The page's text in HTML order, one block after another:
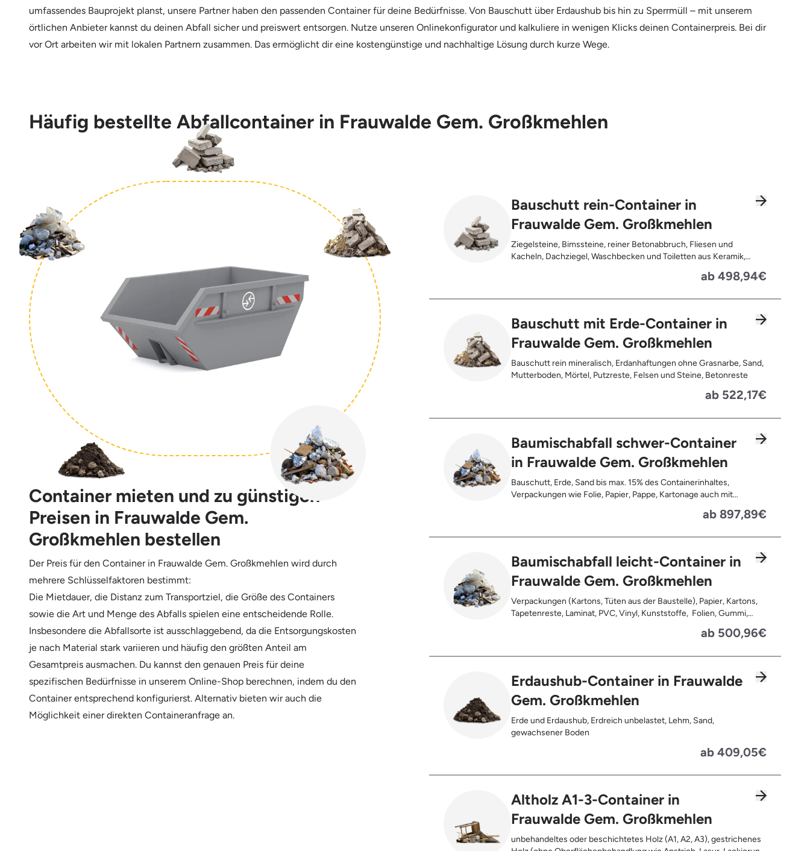
umfassendes Bauprojekt planst, unsere Partner haben den passenden Container für deine Bedürfnisse. Von Bauschutt über Erdaushub bis hin zu Sperrmüll – mit unserem
örtlichen Anbieter kannst du deinen Abfall sicher und preiswert entsorgen. Nutze unseren Onlinekonfigurator und kalkuliere in wenigen Klicks deinen Containerpreis. Bei dir
vor Ort arbeiten wir mit lokalen Partnern zusammen. Das ermöglicht dir eine kostengünstige und nachhaltige Lösung durch kurze Wege.
Häufig bestellte Abfallcontainer in Frauwalde Gem. Großkmehlen
Container mieten und zu günstigen
Preisen in Frauwalde Gem.
Großkmehlen bestellen
Der Preis für den Container in Frauwalde Gem. Großkmehlen wird durch
mehrere Schlüsselfaktoren bestimmt:
Die Mietdauer, die Distanz zum Transportziel, die Größe des Containers
sowie die Art und Menge des Abfalls spielen eine entscheidende Rolle.
Insbesondere die Abfallsorte ist ausschlaggebend, da die Entsorgungskosten
je nach Material stark variieren und häufig den größten Anteil am
Gesamtpreis ausmachen. Du kannst den genauen Preis für deine
spezifischen Bedürfnisse in unserem Online-Shop berechnen, indem du den
Container entsprechend konfigurierst. Alternativ bieten wir auch die
Möglichkeit einer direkten Containeranfrage an.
Bauschutt rein-Container in
Frauwalde Gem. Großkmehlen
Ziegelsteine, Bimssteine, reiner Betonabbruch, Fliesen und
Kacheln, Dachziegel, Waschbecken und Toiletten aus Keramik,
ab 498,94€
Bauschutt mit Erde-Container in
Frauwalde Gem. Großkmehlen
Bauschutt rein mineralisch, Erdanhaftungen ohne Grasnarbe, Sand,
Mutterboden, Mörtel, Putzreste, Felsen und Steine, Betonreste
ab 522,17€
Baumischabfall schwer-Container
in Frauwalde Gem. Großkmehlen
Bauschutt, Erde, Sand bis max. 15% des Containerinhaltes,
Verpackungen wie Folie, Papier, Pappe, Kartonage auch mit
Kunststoffe, Gummi, Styropor, Holz (z.B. Spanplatten, Bauholz,
Innenbereich, Restentleerte Gebinde wie Dosen, Fässer, Eimer,
Sauerkrautplatten
ab 897,89€
Baumischabfall leicht-Container in
Frauwalde Gem. Großkmehlen
Verpackungen (Kartons, Tüten aus der Baustelle), Papier, Kartons,
Tapetenreste, Laminat, PVC, Vinyl, Kunststoffe, Folien, Gummi,
Teppiche, Gardinen, Gipswände/ Trockenbauwände, Metalle,
max. 5% des gesamten Containerinhalts
ab 500,96€
Erdaushub-Container in Frauwalde
Gem. Großkmehlen
Erde und Erdaushub, Erdreich unbelastet, Lehm, Sand,
gewachsener Boden
ab 409,05€
Altholz A1-3-Container in
Frauwalde Gem. Großkmehlen
unbehandeltes oder beschichtetes Holz (A1, A2, A3), gestrichenes